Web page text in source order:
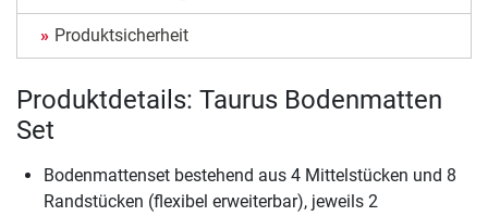
Produktsicherheit
Produktdetails: Taurus Bodenmatten
Set
Bodenmattenset bestehend aus 4 Mittelstücken und 8
Randstücken (flexibel erweiterbar), jeweils 2